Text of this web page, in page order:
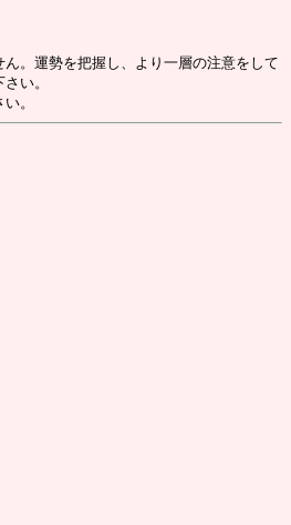
。運勢を把握し、より一層の注意をして
い。
。